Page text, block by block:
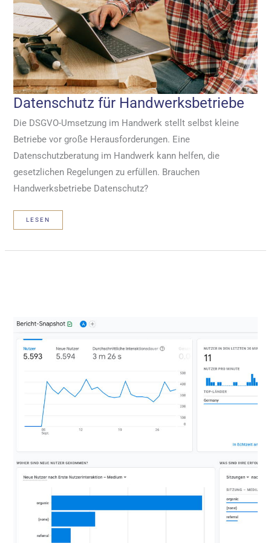
Datenschutz für Handwerksbetriebe
Die DSGVO-Umsetzung im Handwerk stellt selbst kleine
Betriebe vor große Herausforderungen. Eine
Datenschutzberatung im Handwerk kann helfen, die
gesetzlichen Regelungen zu erfüllen. Brauchen
Handwerksbetriebe Datenschutz?
DATENSCHUTZ
HANDWERKSBETRIEBE
LESEN